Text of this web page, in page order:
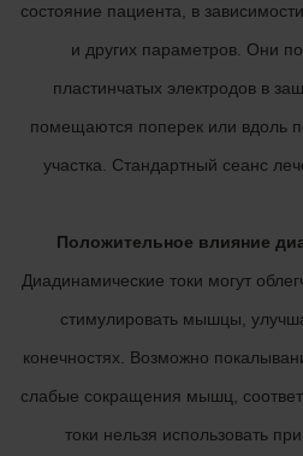
состояние пациента, в
и других параметров. Они
пластинчатых электродов в
помещаются поперек или вдоль
участка. Стандартный сеанс
Положительное влияние
Диадинамические токи могут
стимулировать мышцы,
конечностях. Возможно
слабые сокращения мышц,
токи нельзя использовать